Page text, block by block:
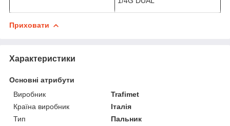
Приховати
Характеристики
Основні атрибути
Виробник
Trafimet
Країна виробник
Італія
Тип
Пальник